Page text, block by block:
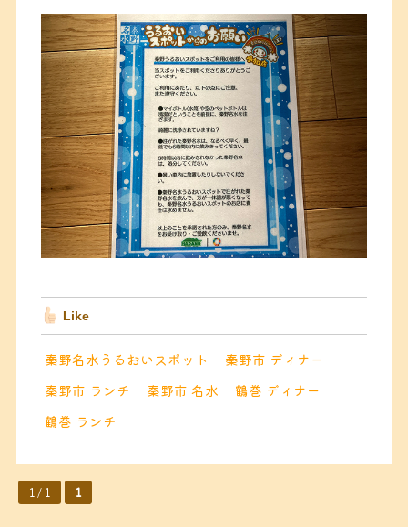
Like
秦野名水うるおいスポット
秦野市 ディナー
秦野市 ランチ
秦野市 名水
鶴巻 ディナー
鶴巻 ランチ
1 / 1 1